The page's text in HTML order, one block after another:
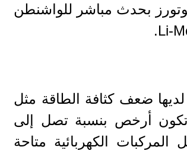
بحدث مباشر للواشنطن
ضعف كثافة الطاقة مثل
تكون أرخص بنسبة تصل إلى
الكهربائية متاحة